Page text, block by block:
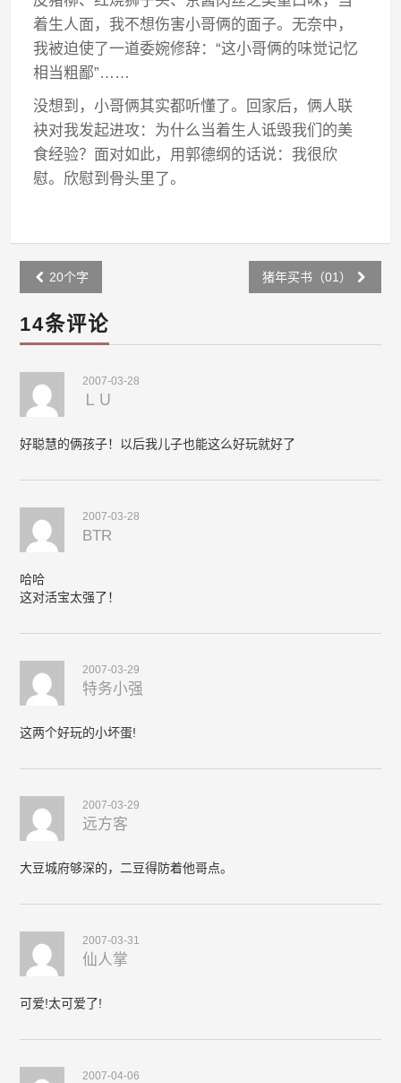
着生人面，我不想伤害小哥俩的面子。无奈中，
我被迫使了一道委婉修辞：“这小哥俩的味觉记忆
相当粗鄙”……
没想到，小哥俩其实都听懂了。回家后，俩人联
袂对我发起进攻：为什么当着生人诋毁我们的美
食经验？面对如此，用郭德纲的话说：我很欣
慰。欣慰到骨头里了。
Post
navigation
20个字 猪年买书（01）
14条评论
2007-03-28
ＬＵ
好聪慧的俩孩子！以后我儿子也能这么好玩就好了
2007-03-28
BTR
哈哈
这对活宝太强了！
2007-03-29
特务小强
这两个好玩的小坏蛋!
2007-03-29
远方客
大豆城府够深的，二豆得防着他哥点。
2007-03-31
仙人掌
可爱!太可爱了!
2007-04-06